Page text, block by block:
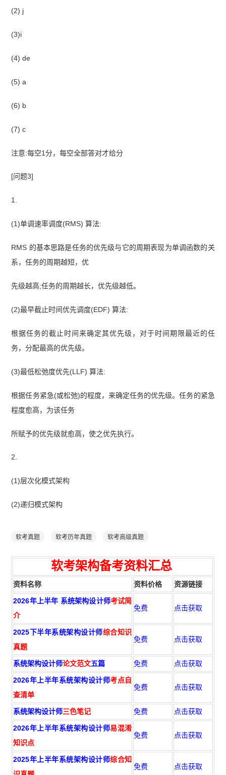
(2) j
(3)i
(4) de
(5) a
(6) b
(7) c
注意:每空1分，每空全部答对才给分
[问题3]
1.
(1)单调速率调度(RMS) 算法:
RMS 的基本思路是任务的优先级与它的周期表现为单调函数的关
系，任务的周期越短，优
先级越高;任务的周期越长，优先级越低。
(2)最早截止时间优先调度(EDF) 算法:
根据任务的截止时间来确定其优先级，对于时间期限最近的任
务，分配最高的优先级。
(3)最低松弛度优先(LLF) 算法:
根据任务紧急(或松弛)的程度，来确定任务的优先级。任务的紧急
程度愈高，为该任务
所赋予的优先级就愈高，使之优先执行。
2.
(1)层次化模式架构
(2)递归模式架构
软考真题 软考历年真题 软考高级真题
软考架构备考资料汇总
资料名称 资料价格 资源链接
2026年上半年 系统架构设计师考试简
介
免费 点击获取
2025下半年系统架构设计师综合知识
真题
免费 点击获取
系统架构设计师论文范文五篇 免费 点击获取
2026年上半年系统架构设计师考点自
查清单
免费 点击获取
系统架构设计师三色笔记 免费 点击获取
2026年上半年系统架构设计师易混淆
知识点
免费 点击获取
2025年上半年系统架构设计师综合知
免费 点击获取